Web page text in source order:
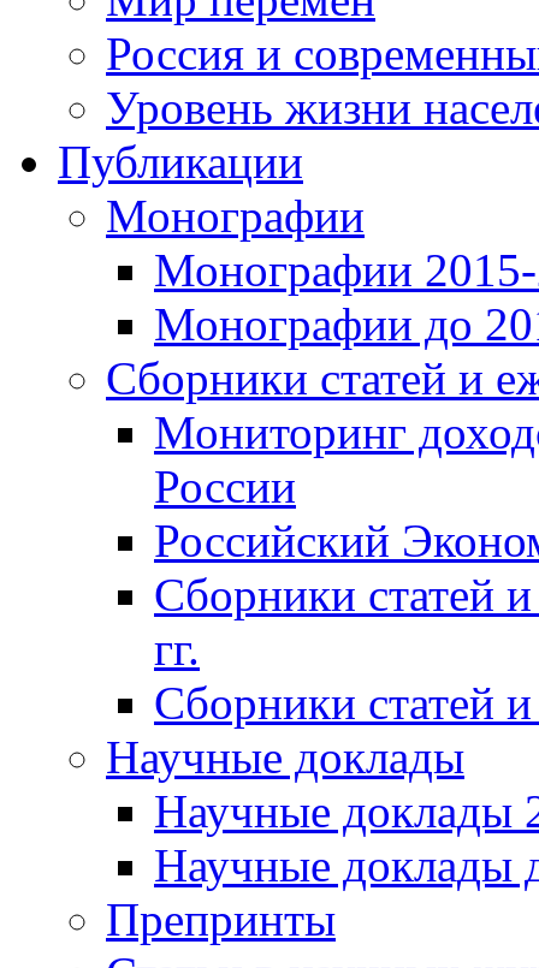
Россия и
Уровень жизни
Публикации
Монографии
Монографии 2015-
Монографии до
Сборники статей и
Мониторинг
России
Российский
Сборники статей
гг.
Сборники статей
Научные доклады
Научные доклады
Научные доклады
Препринты